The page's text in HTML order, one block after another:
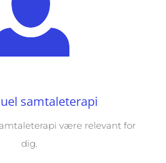
samtaleterapi
være relevant for
dig.